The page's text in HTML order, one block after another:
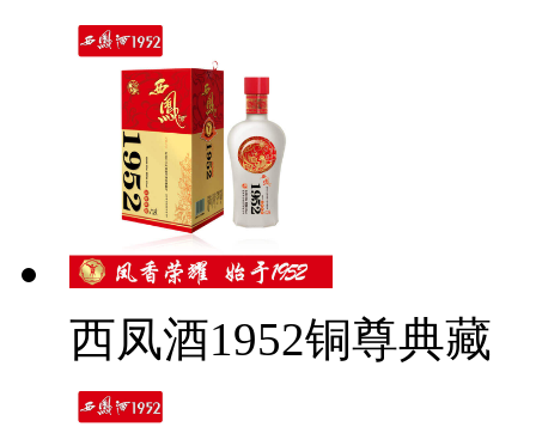
西凤酒1952铜尊典藏